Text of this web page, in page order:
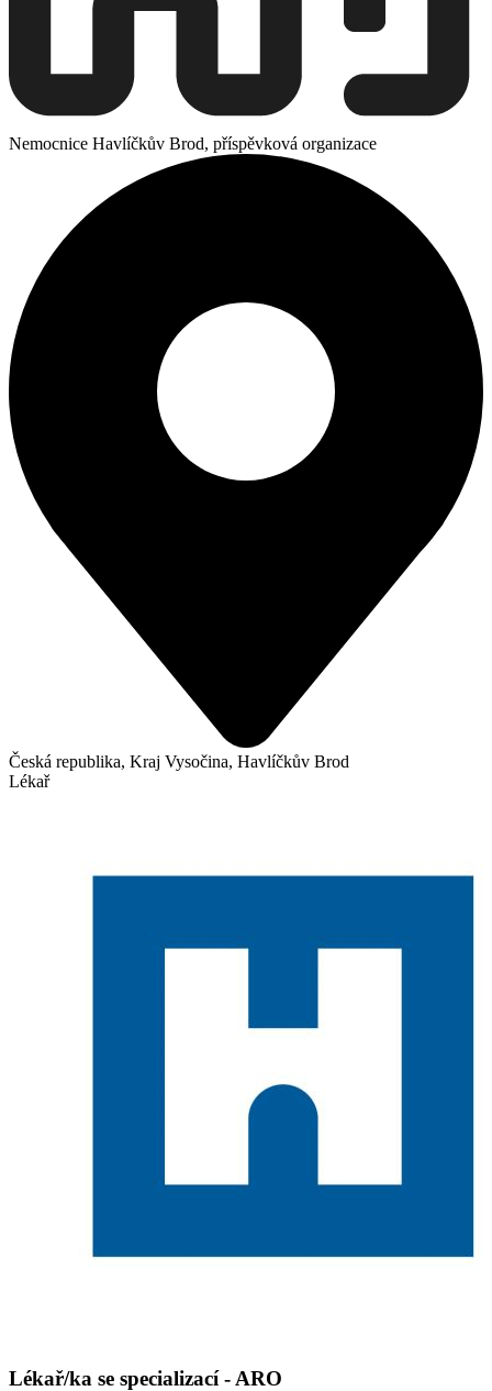
Nemocnice Havlíčkův Brod, příspěvková organizace
Česká republika, Kraj Vysočina, Havlíčkův Brod
Lékař
Lékař/ka se specializací - ARO